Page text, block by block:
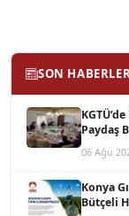
SON
Paydaş
06 Ağu
Konya
Bütçeli